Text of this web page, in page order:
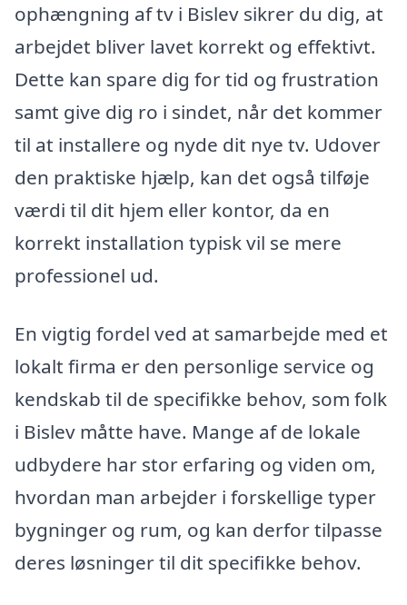
ophængning af tv i Bislev sikrer du dig, at
arbejdet bliver lavet korrekt og effektivt.
Dette kan spare dig for tid og frustration
samt give dig ro i sindet, når det kommer
til at installere og nyde dit nye tv. Udover
den praktiske hjælp, kan det også tilføje
værdi til dit hjem eller kontor, da en
korrekt installation typisk vil se mere
professionel ud.
En vigtig fordel ved at samarbejde med et
lokalt firma er den personlige service og
kendskab til de specifikke behov, som folk
i Bislev måtte have. Mange af de lokale
udbydere har stor erfaring og viden om,
hvordan man arbejder i forskellige typer
bygninger og rum, og kan derfor tilpasse
deres løsninger til dit specifikke behov.